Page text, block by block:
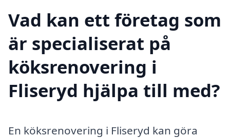
Vad kan ett företag som
är specialiserat på
köksrenovering i
Fliseryd hjälpa till med?
En köksrenovering i Fliseryd kan göra